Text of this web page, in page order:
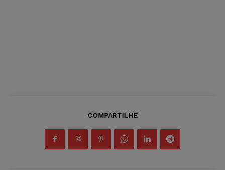
COMPARTILHE